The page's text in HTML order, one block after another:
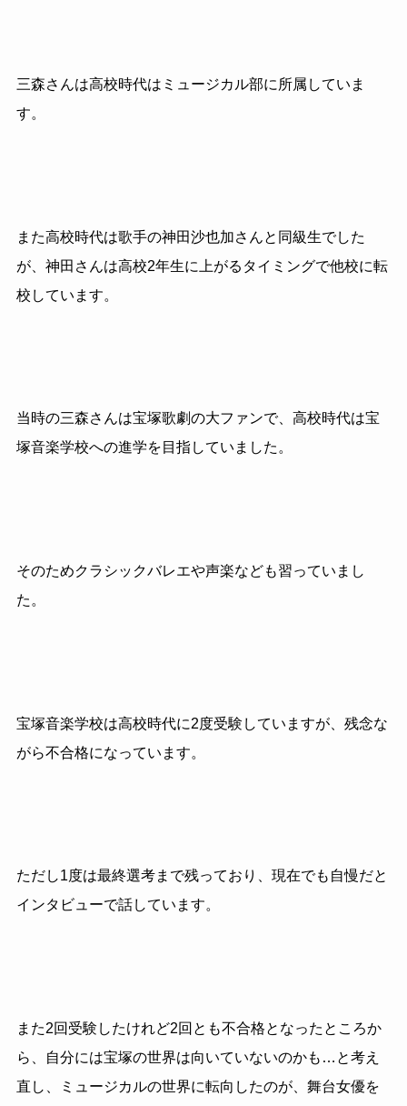
三森さんは高校時代はミュージカル部に所属していま
す。
また高校時代は歌手の神田沙也加さんと同級生でした
が、神田さんは高校2年生に上がるタイミングで他校に転
校しています。
当時の三森さんは宝塚歌劇の大ファンで、高校時代は宝
塚音楽学校への進学を目指していました。
そのためクラシックバレエや声楽なども習っていまし
た。
宝塚音楽学校は高校時代に2度受験していますが、残念な
がら不合格になっています。
ただし1度は最終選考まで残っており、現在でも自慢だと
インタビューで話しています。
また2回受験したけれど2回とも不合格となったところか
ら、自分には宝塚の世界は向いていないのかも…と考え
直し、ミュージカルの世界に転向したのが、舞台女優を